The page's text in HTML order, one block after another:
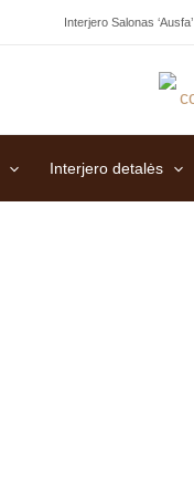
Interjero Salonas ‘Ausfa’
Interjero detalės